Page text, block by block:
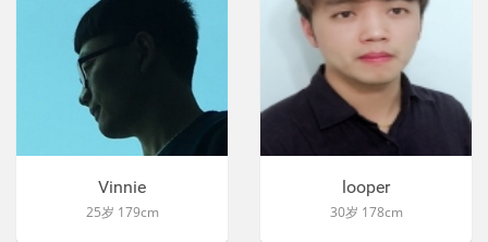
Vinnie
25岁 179cm
looper
30岁 178cm